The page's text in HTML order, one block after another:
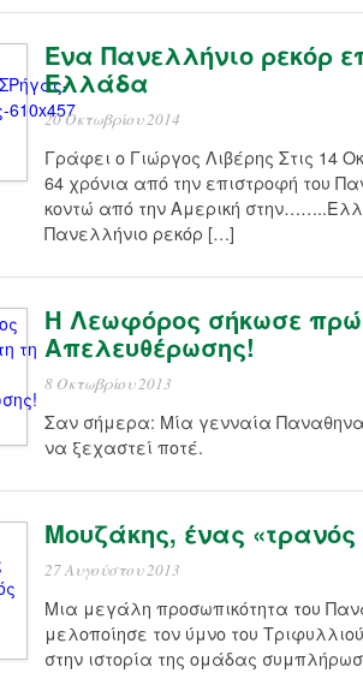
Ένα Πανελλήνιο ρεκόρ
Ελλάδα
20 Οκτωβρίου 2014
Γράφει ο Γιώργος Λιβέρης Στις 14
64 χρόνια από την επιστροφή του
κοντώ από την Αμερική
Πανελλήνιο ρεκόρ […]
Η Λεωφόρος σήκωσε
Απελευθέρωσης!
8 Οκτωβρίου 2013
Σαν σήμερα: Μία γενναία
να ξεχαστεί ποτέ.
Μουζάκης, ένας
27 Αυγούστου 2013
Μια μεγάλη προσωπικότητα του
μελοποίησε τον ύμνο του
στην ιστορία της ομάδας